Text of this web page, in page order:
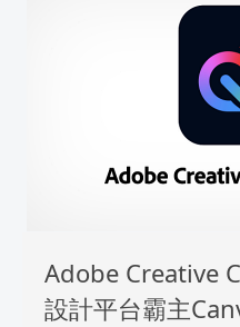
Adobe Creative
設計平台霸主